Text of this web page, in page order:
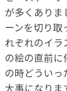
が多くありま
ーンを切り取
れぞれのイラ
の絵の直前に
の時どういっ
大事になりま